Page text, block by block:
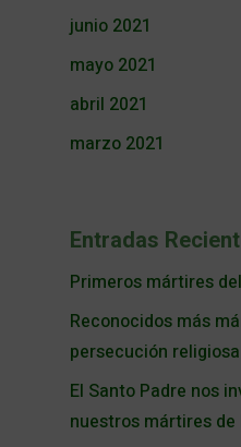
junio 2021
mayo 2021
abril 2021
marzo 2021
Entradas
Primeros mártires
Reconocidos más
persecución religiosa
El Santo Padre nos
nuestros mártires de